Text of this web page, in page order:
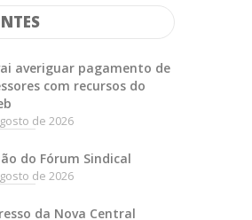
averiguar pagamento de
com recursos do
de 2026
do Fórum Sindical
de 2026
da Nova Central